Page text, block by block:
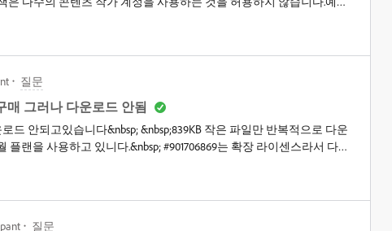
이런 경우 어떻게 해야 좋을까요? 계정이 두 개 있는 거 같긴한데 하
경우 탈퇴를 하면 될까요???&nbsp;
질문
매 그러나 다운로드 안됨
드 안되고있습니다&nbsp; &nbsp;839KB 작은 파일만 반복적으로 다운
플랜을 사용하고 있니다.&nbsp; #901706869는 확장 라이센스라서 다른
.&nbsp; &nbsp;계속 다운로드 안되니 차라리&nbsp; &nbsp;취소해주세
비스톡과 톡상담을 받았습니다. 그리고 나에게 해결책을 제시해 주었습
니다.&nbsp; 반복적으로 다운로드해도 839KB 작은 파일만 다운로드
질문